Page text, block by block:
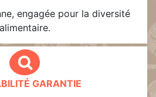
engagée pour la diversité
alimentaire.
GARANTIE